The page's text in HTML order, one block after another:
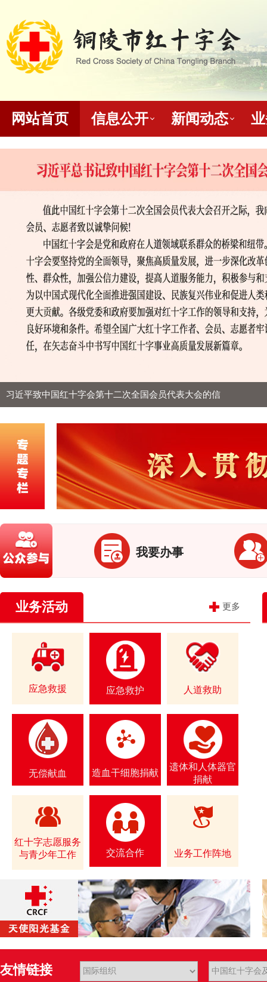
网站首页 信息公开 新闻动态
习近平致中国红十字会第十二次全国会员代表大会的信
我要办事
业务活动 更多
应急救援 应急救护 人道救助
无偿献血 造血干细胞捐献
遗体和人体器官
捐献
红十字志愿服务
与青少年工作
交流合作 业务工作阵地
友情链接